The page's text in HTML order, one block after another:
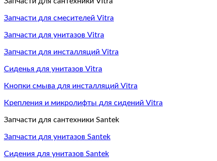
Запчасти для смесителей Vitra
Запчасти для унитазов Vitra
Запчасти для инсталляций Vitra
Сиденья для унитазов Vitra
Кнопки смыва для инсталляций Vitra
Крепления и микролифты для сидений Vitra
Запчасти для сантехники Santek
Запчасти для унитазов Santek
Сидения для унитазов Santek